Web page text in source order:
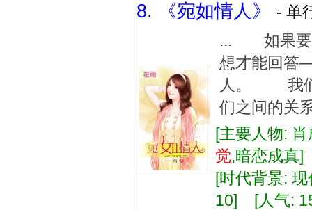
8. 《宛如情人》
- 单
... 如果要
想才能回
人。 我
们之间的关
[主要人物:
觉,暗恋成
[时代背景:
10] [人气: